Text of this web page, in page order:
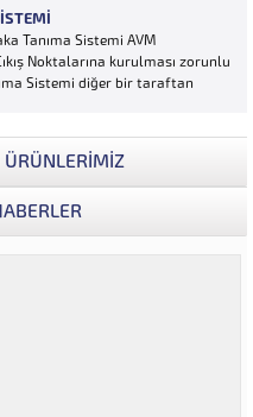
tipine göre peşin alınması
Tanıma Sistemi AVM
Noktalarına kurulması zorunlu
Sistemi diğer bir taraftan
analizlerini çok ayrıntılı...
ÜRÜNLERİMİZ